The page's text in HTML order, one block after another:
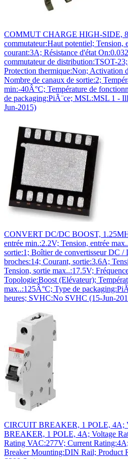
COMMUT CHARGE HIGH-SIDE,
commutateur:Haut potentiel; Tension,
courant:3A; Résistance d'état
commutateur de distribution:TSOT-
Protection thermique:Non; Activation
Nombre de canaux de sortie:2;
min:-40Â°C; Température de
de packaging:PiÃ¨ce; MSL:MSL 1 -
Jun-2015)
CONVERT DC/DC BOOST,
entrée min.:2.2V; Tension, entrée
sortie:1; Boîtier de convertisseur DC
broches:14; Courant, sortie:3.6A;
Tension, sortie max..:17.5V;
Topologie:Boost (Elévateur);
max..:125Â°C; Type de
heures; SVHC:No SVHC (15-Jun-
CIRCUIT BREAKER, 1 POLE, 4A;
BREAKER, 1 POLE, 4A; Voltage
Rating VAC:277V; Current
Breaker Mounting:DIN Rail; Product